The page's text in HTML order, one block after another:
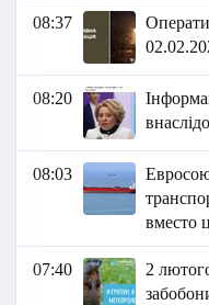
08:37
08:20
08:03
вместо
07:40
2